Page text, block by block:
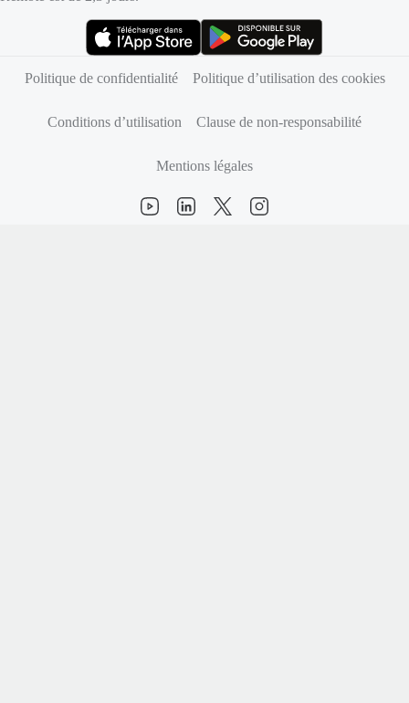
Politique de confidentialité
Politique d’utilisation des cookies
Conditions d’utilisation Clause de non-responsabilité
Mentions légales